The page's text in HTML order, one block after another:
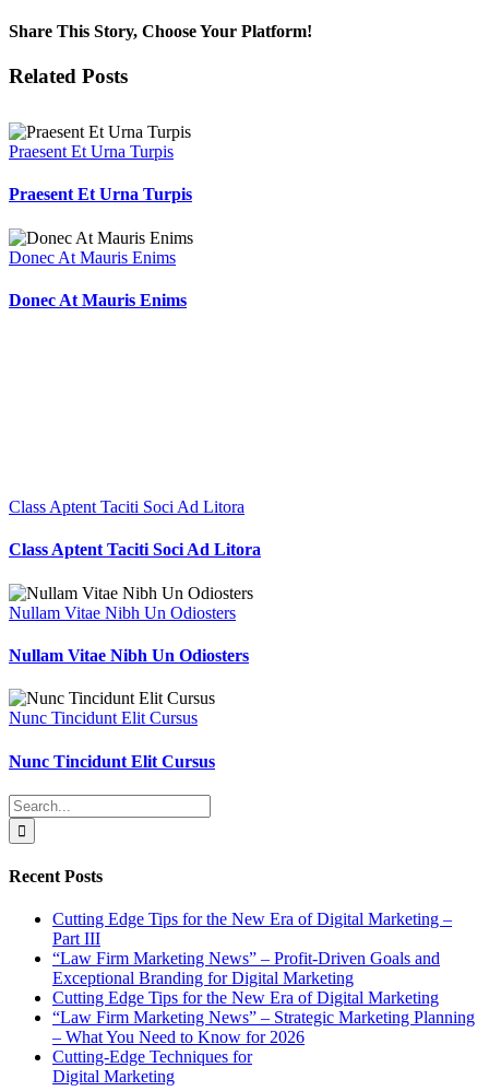
Sodales
Share This Story, Choose Your Platform!
Facebook
X
Reddit
LinkedIn
Tumblr
Pinterest
Vk
Email
Related Posts
Praesent Et Urna Turpis
Praesent Et Urna Turpis
Donec At Mauris Enims
Donec At Mauris Enims
Class Aptent Taciti Soci Ad Litora
Class Aptent Taciti Soci Ad Litora
Nullam Vitae Nibh Un Odiosters
Nullam Vitae Nibh Un Odiosters
Nunc Tincidunt Elit Cursus
Nunc Tincidunt Elit Cursus
Search
for:
Recent Posts
Cutting Edge Tips for the New Era of Digital Marketing –
Part III
“Law Firm Marketing News” – Profit-Driven Goals and
Exceptional Branding for Digital Marketing
Cutting Edge Tips for the New Era of Digital Marketing
“Law Firm Marketing News” – Strategic Marketing Planning
– What You Need to Know for 2026
Cutting-Edge Techniques for
Digital Marketing